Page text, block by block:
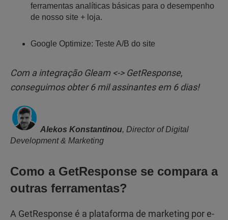
ferramentas analíticas básicas para o desempenho
de nosso site + loja.
Google Optimize: Teste A/B do site
Com a integração Gleam <-> GetResponse,
conseguimos obter 6 mil assinantes em 6 dias!
Alekos Konstantinou, Director of Digital
Development & Marketing
Como a GetResponse se compara a
outras ferramentas?
A GetResponse é a plataforma de marketing por e-